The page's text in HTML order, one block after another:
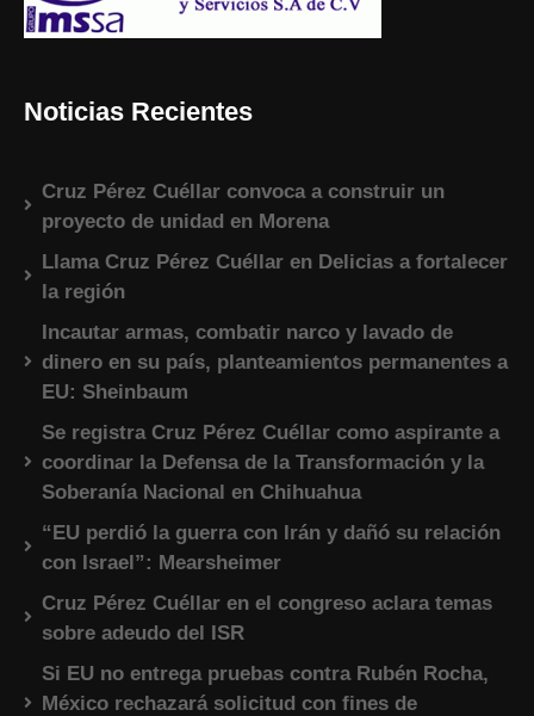
Noticias Recientes
Cruz Pérez Cuéllar convoca a construir un
proyecto de unidad en Morena
Llama Cruz Pérez Cuéllar en Delicias a fortalecer
la región
Incautar armas, combatir narco y lavado de
dinero en su país, planteamientos permanentes a
EU: Sheinbaum
Se registra Cruz Pérez Cuéllar como aspirante a
coordinar la Defensa de la Transformación y la
Soberanía Nacional en Chihuahua
“EU perdió la guerra con Irán y dañó su relación
con Israel”: Mearsheimer
Cruz Pérez Cuéllar en el congreso aclara temas
sobre adeudo del ISR
Si EU no entrega pruebas contra Rubén Rocha,
México rechazará solicitud con fines de